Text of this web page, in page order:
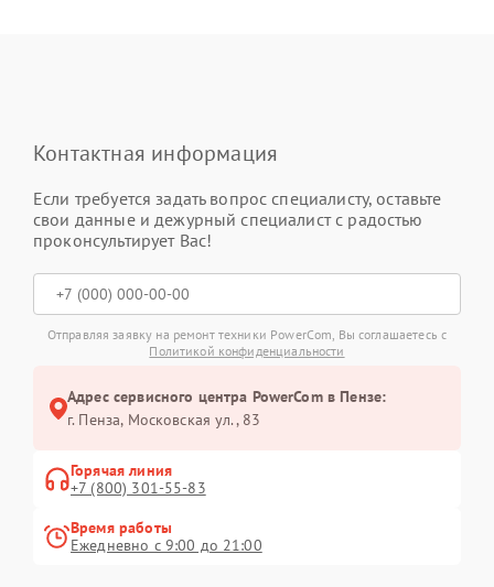
Контактная информация
Если требуется задать вопрос специалисту, оставьте
свои данные и дежурный специалист с радостью
проконсультирует Вас!
Отправляя заявку на ремонт техники PowerCom, Вы соглашаетесь с
Политикой конфиденциальности
Адрес сервисного центра PowerCom в Пензе:
г. Пенза, Московская ул., 83
Горячая линия
+7 (800) 301-55-83
Время работы
Ежедневно с 9:00 до 21:00